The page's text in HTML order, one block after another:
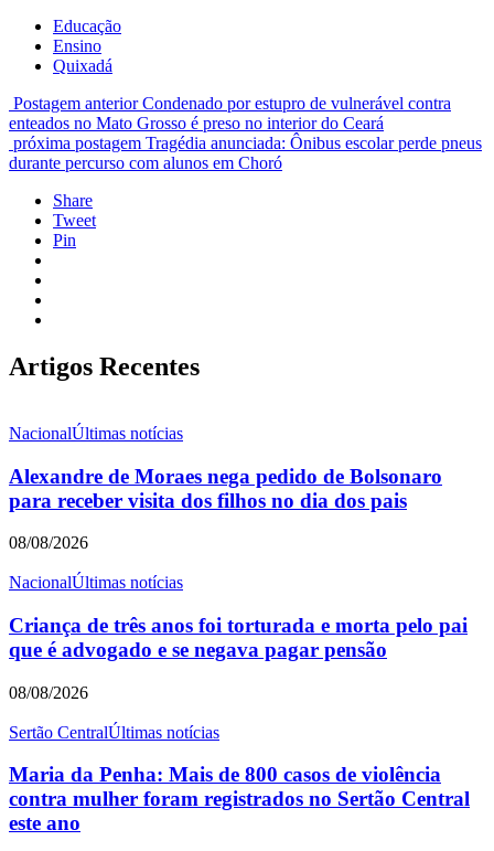
Educação
Ensino
Quixadá
Postagem anterior Condenado por estupro de vulnerável contra
enteados no Mato Grosso é preso no interior do Ceará
próxima postagem Tragédia anunciada: Ônibus escolar perde pneus
durante percurso com alunos em Choró
Share
Tweet
Pin
Artigos Recentes
NacionalÚltimas notícias
Alexandre de Moraes nega pedido de Bolsonaro
para receber visita dos filhos no dia dos pais
08/08/2026
NacionalÚltimas notícias
Criança de três anos foi torturada e morta pelo pai
que é advogado e se negava pagar pensão
08/08/2026
Sertão CentralÚltimas notícias
Maria da Penha: Mais de 800 casos de violência
contra mulher foram registrados no Sertão Central
este ano